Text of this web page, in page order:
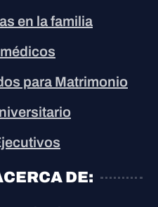
en la familia
para Matrimonio
DE: